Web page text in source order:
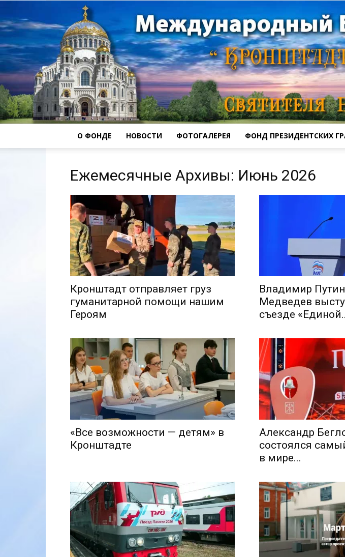
О ФОНДЕ НОВОСТИ ФОТОГАЛЕРЕЯ ФОНД ПРЕЗИДЕНТСКИХ
Ежемесячные Архивы: Июнь 2026
Кронштадт отправляет груз
гуманитарной помощи нашим
Героям
Владимир
Медведев
съезде
«Все возможности — детям» в
Кронштадте
Александр
состоялся
в мире...